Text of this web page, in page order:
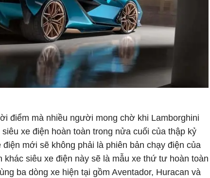
điểm mà nhiều người mong chờ khi Lamborghini
xe điện hoàn toàn trong nửa cuối của thập kỷ
mới sẽ không phải là phiên bản chạy điện của
khác siêu xe điện này sẽ là mẫu xe thứ tư hoàn toàn
ba dòng xe hiện tại gồm Aventador, Huracan và